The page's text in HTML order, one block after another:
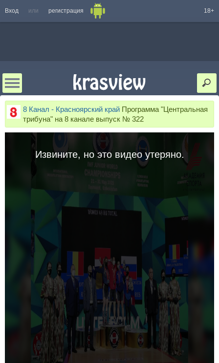
Вход или регистрация 18+
8 Канал - Красноярский край Программа "Центральная
трибуна" на 8 канале выпуск № 322
Извините, но это видео утеряно.